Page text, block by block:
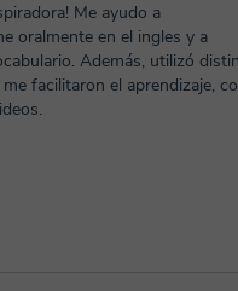
Me ayudo a
oralmente en el ingles y a
Además, utilizó
facilitaron el aprendizaje,